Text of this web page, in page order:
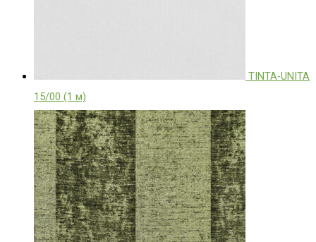
TINTA-UNITA
15/00 (1 м)